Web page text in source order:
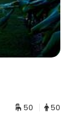
50 50